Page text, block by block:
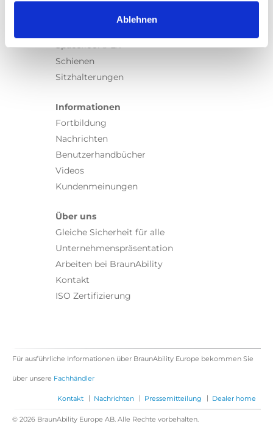
Ablehnen
Spacefloor® LX
Schienen
Sitzhalterungen
Informationen
Fortbildung
Nachrichten
Benutzerhandbücher
Videos
Kundenmeinungen
Über uns
Gleiche Sicherheit für alle
Unternehmenspräsentation
Arbeiten bei BraunAbility
Kontakt
ISO Zertifizierung
Für ausführliche Informationen über BraunAbility Europe bekommen Sie
über unsere Fachhändler
Kontakt | Nachrichten | Pressemitteilung | Dealer home
© 2026 BraunAbility Europe AB. Alle Rechte vorbehalten.